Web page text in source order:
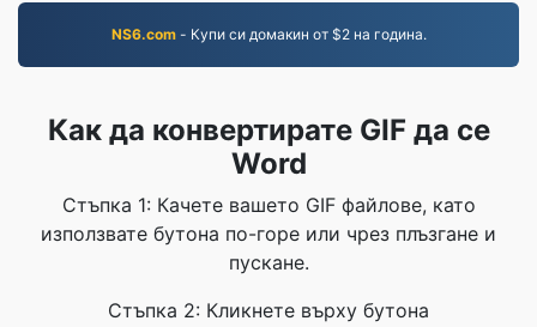
NS6.com- Купи си домакин от $2 на година.
Как да конвертирате GIF да се
Word
Стъпка 1: Качете вашето GIF файлове, като
използвате бутона по-горе или чрез плъзгане и
пускане.
Стъпка 2: Кликнете върху бутона